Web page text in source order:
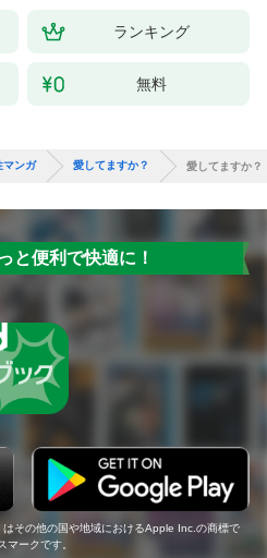
ランキング
無料
マンガ 愛してますか？ 愛してますか？
と便利で快適に！
その他の国や地域におけるApple Inc.の商標で
ークです。